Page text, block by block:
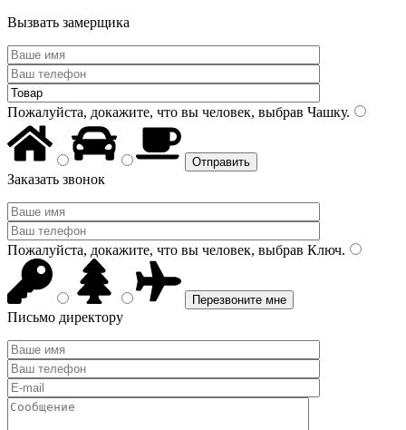
Вызвать замерщика
Пожалуйста, докажите, что вы человек, выбрав Чашку.
Заказать звонок
Пожалуйста, докажите, что вы человек, выбрав Ключ.
Письмо директору